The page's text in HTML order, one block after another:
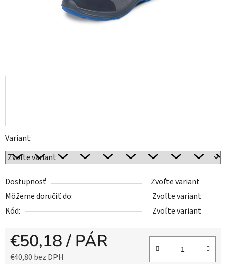
Variant:
Dostupnosť
Zvoľte variant
Môžeme doručiť do:
Zvoľte variant
Kód:
Zvoľte variant
€50,18/ PÁR
€40,80 bez DPH